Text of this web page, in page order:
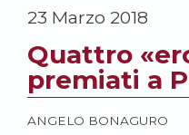
23 Marzo 2018
Quattro
premiati a
ANGELO BONAGURO